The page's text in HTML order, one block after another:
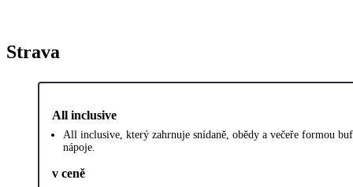
Strava
All inclusive
All inclusive, který zahrnuje snídaně, obědy a večeře formou
nápoje.
v ceně